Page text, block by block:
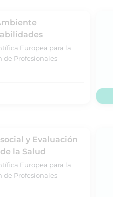
Europea para la
de Profesionales
y Evaluación
la Salud
Europea para la
de Profesionales